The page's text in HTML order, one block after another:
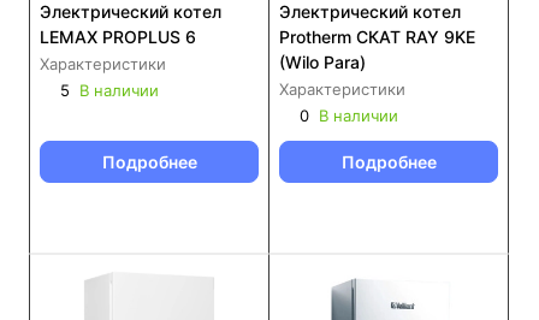
Электрический котел
LEMAX PROPLUS 6
Характеристики
5
В наличии
Подробнее
Электрический котел
Protherm СКАТ RAY 9KE
(Wilo Para)
Характеристики
0 В наличии
Подробнее